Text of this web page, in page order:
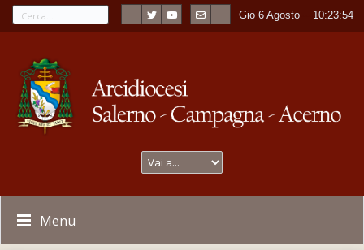
Gio 6 Agosto 10:23:54
Menu